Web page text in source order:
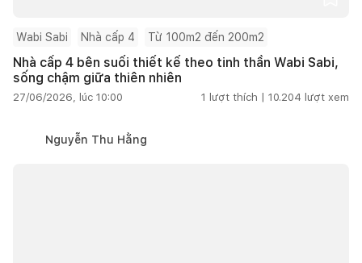
Wabi Sabi Nhà cấp 4 Từ 100m2 đến 200m2
Nhà cấp 4 bên suối thiết kế theo tinh thần Wabi Sabi,
sống chậm giữa thiên nhiên
27/06/2026, lúc 10:00 1 lượt thích | 10.204 lượt xem
Nguyễn Thu Hằng